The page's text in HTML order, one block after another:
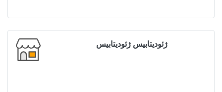
ژئودیتابیس ژئودیتابیس